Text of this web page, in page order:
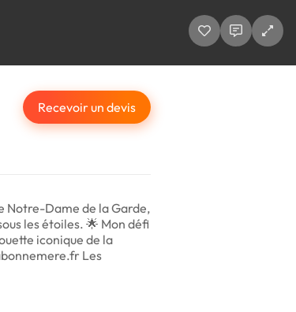
Recevoir un devis
Notre-Dame de la Garde,
les étoiles. 🌟 Mon défi
iconique de la
Les